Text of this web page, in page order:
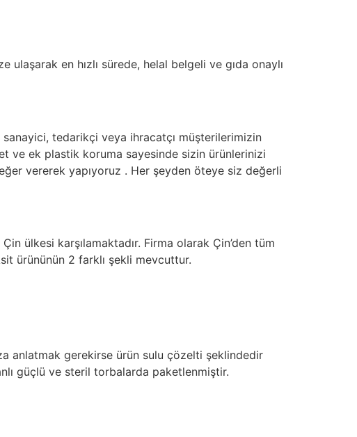
en hızlı sürede, helal belgeli ve gıda onaylı
tedarikçi veya ihracatçı müşterilerimizin
ve ek plastik koruma sayesinde sizin ürünlerinizi
vererek yapıyoruz . Her şeyden öteye siz değerli
ülkesi karşılamaktadır. Firma olarak Çin’den tüm
ürününün 2 farklı şekli mevcuttur.
anlatmak gerekirse ürün sulu çözelti şeklindedir
güçlü ve steril torbalarda paketlenmiştir.